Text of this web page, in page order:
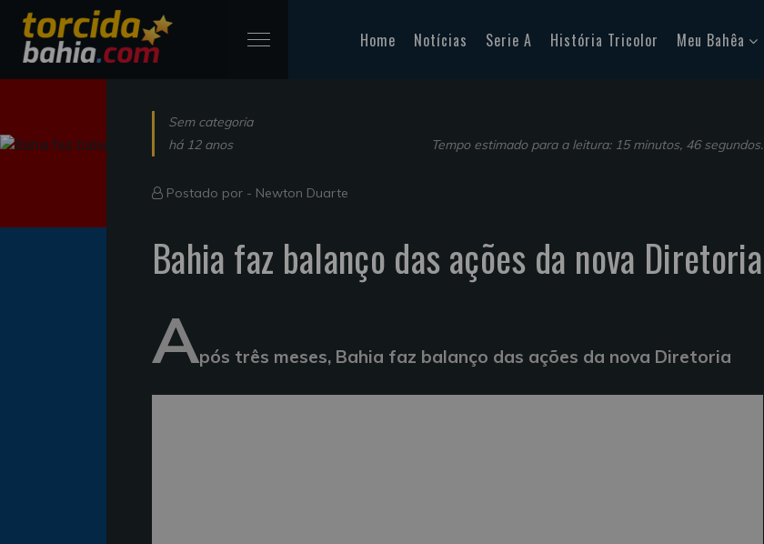
Home Notícias Serie A História Tricolor Meu Bahêa
Sem categoria
há 12 anos
Tempo estimado para a leitura: 15 minutos, 46 segundos.
Postado por - Newton Duarte
Bahia faz balanço das ações da nova Diretoria
Após três meses, Bahia faz balanço das ações da nova Diretoria